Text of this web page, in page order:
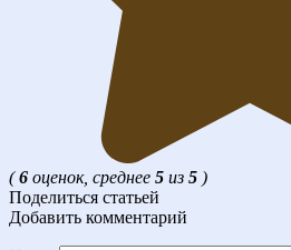
(6 оценок, среднее 5 из 5 )
Поделиться статьей
Добавить комментарий